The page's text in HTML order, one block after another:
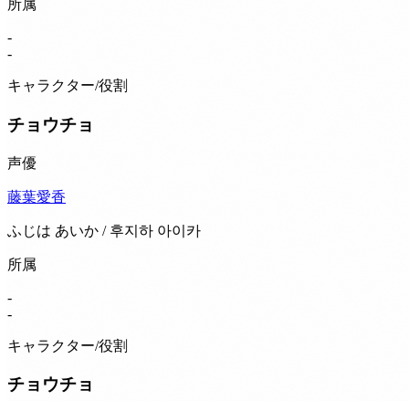
所属
-
-
キャラクター/役割
チョウチョ
声優
藤葉愛香
ふじは あいか / 후지하 아이카
所属
-
-
キャラクター/役割
チョウチョ